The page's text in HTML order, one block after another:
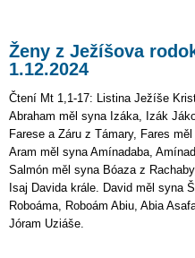
Ženy z Ježíšova
1.12.2024
Čtení Mt 1,1-17: Listina Ježíše
Abraham měl syna Izáka, Izák
Farese a Záru z Támary, Fares
Aram měl syna Amínadaba,
Salmón měl syna Bóaza z
Isaj Davida krále. David měl syna
Roboáma, Roboám Abiu, Abia
Jóram Uziáše.